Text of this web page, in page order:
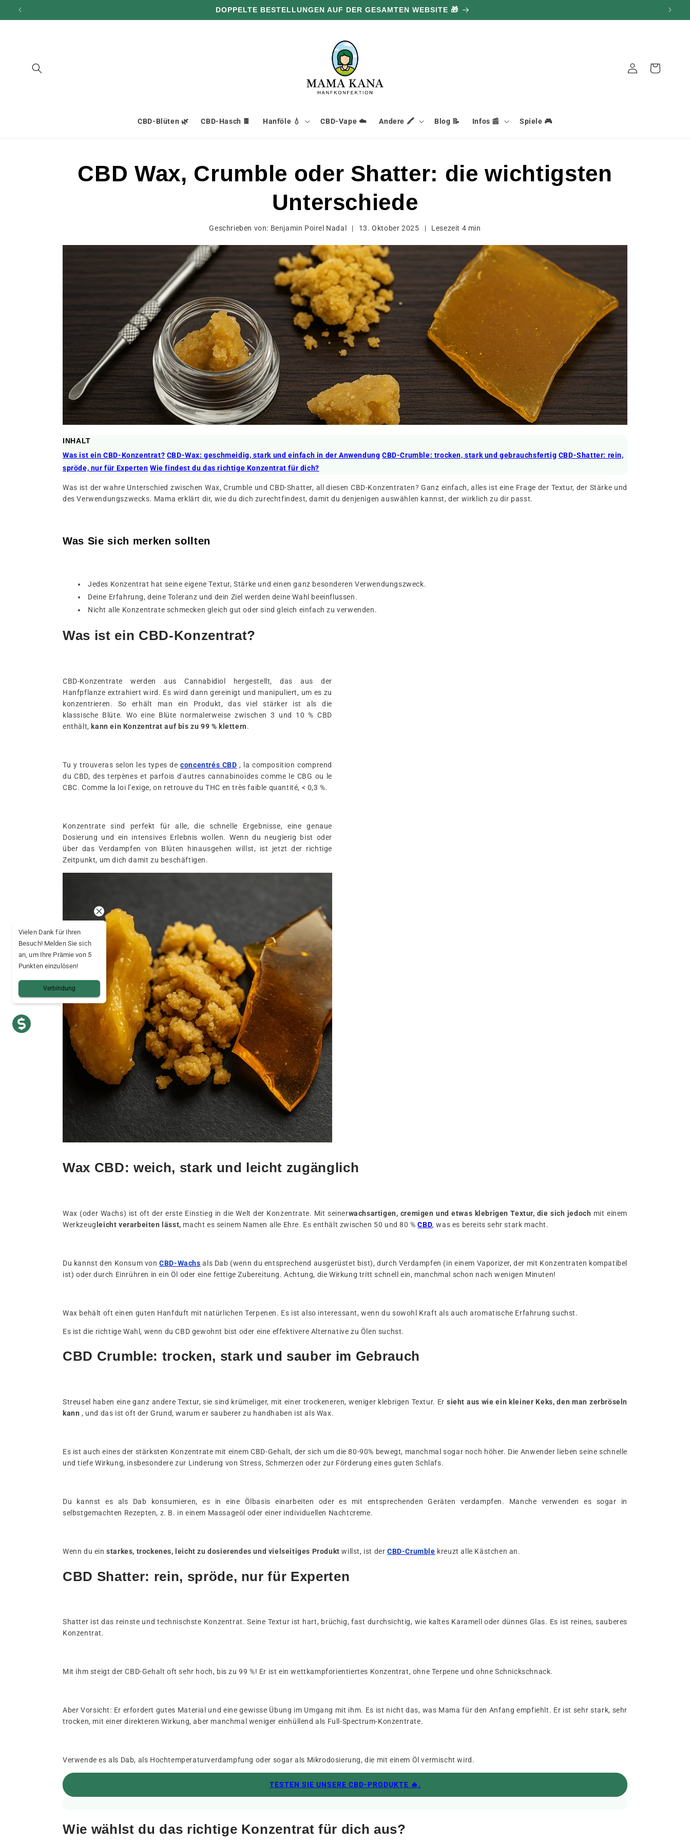
und zum
DOPPELTE BESTELLUNGEN AUF DER GESAMTEN WEBSITE 🎁
CBD-Blüten 🌿 CBD-Hasch 🍫 Hanföle 💧 CBD-Vape ☁️ Andere 🖍️ Blog 📝 Infos 📰 Spiele 🎮
VerbindungWarenkorb
CBD Wax, Crumble oder Shatter: die wichtigsten
Unterschiede
Geschrieben von: Benjamin Poirel Nadal | 13. Oktober 2025 | Lesezeit 4 min
INHALT
Was ist ein CBD-Konzentrat? CBD-Wax: geschmeidig, stark und einfach in der Anwendung CBD-Crumble: trocken, stark und gebrauchsfertig CBD-Shatter: rein,
spröde, nur für Experten Wie findest du das richtige Konzentrat für dich?
Was ist der wahre Unterschied zwischen Wax, Crumble und CBD-Shatter, all diesen CBD-Konzentraten? Ganz einfach, alles ist eine Frage der Textur, der Stärke und
des Verwendungszwecks. Mama erklärt dir, wie du dich zurechtfindest, damit du denjenigen auswählen kannst, der wirklich zu dir passt.
Was Sie sich merken sollten
Jedes Konzentrat hat seine eigene Textur, Stärke und einen ganz besonderen Verwendungszweck.
Deine Erfahrung, deine Toleranz und dein Ziel werden deine Wahl beeinflussen.
Nicht alle Konzentrate schmecken gleich gut oder sind gleich einfach zu verwenden.
Was ist ein CBD-Konzentrat?
CBD-Konzentrate werden aus Cannabidiol hergestellt, das aus der
Hanfpflanze extrahiert wird. Es wird dann gereinigt und manipuliert, um es zu
konzentrieren. So erhält man ein Produkt, das viel stärker ist als die
klassische Blüte. Wo eine Blüte normalerweise zwischen 3 und 10 % CBD
enthält, kann ein Konzentrat auf bis zu 99 % klettern.
Tu y trouveras selon les types deconcentrés CBD , la composition comprend
du CBD, des terpènes et parfois d'autres cannabinoïdes comme le CBG ou le
CBC. Comme la loi l’exige, on retrouve du THC en très faible quantité, < 0,3 %.
Konzentrate sind perfekt für alle, die schnelle Ergebnisse, eine genaue
Dosierung und ein intensives Erlebnis wollen. Wenn du neugierig bist oder
über das Verdampfen von Blüten hinausgehen willst, ist jetzt der richtige
Zeitpunkt, um dich damit zu beschäftigen.
Wax CBD: weich, stark und leicht zugänglich
Wax (oder Wachs) ist oft der erste Einstieg in die Welt der Konzentrate. Mit seinerwachsartigen, cremigen und etwas klebrigen Textur, die sich jedoch mit einem
Werkzeug leicht verarbeiten lässt, macht es seinem Namen alle Ehre. Es enthält zwischen 50 und 80 %CBD, was es bereits sehr stark macht.
Du kannst den Konsum vonCBD-Wachs als Dab (wenn du entsprechend ausgerüstet bist), durch Verdampfen (in einem Vaporizer, der mit Konzentraten kompatibel
ist) oder durch Einrühren in ein Öl oder eine fettige Zubereitung. Achtung, die Wirkung tritt schnell ein, manchmal schon nach wenigen Minuten!
Wax behält oft einen guten Hanfduft mit natürlichen Terpenen. Es ist also interessant, wenn du sowohl Kraft als auch aromatische Erfahrung suchst.
Es ist die richtige Wahl, wenn du CBD gewohnt bist oder eine effektivere Alternative zu Ölen suchst.
CBD Crumble: trocken, stark und sauber im Gebrauch
Streusel haben eine ganz andere Textur, sie sind krümeliger, mit einer trockeneren, weniger klebrigen Textur. Er sieht aus wie ein kleiner Keks, den man zerbröseln
kann , und das ist oft der Grund, warum er sauberer zu handhaben ist als Wax.
Es ist auch eines der stärksten Konzentrate mit einem CBD-Gehalt, der sich um die 80-90% bewegt, manchmal sogar noch höher. Die Anwender lieben seine schnelle
und tiefe Wirkung, insbesondere zur Linderung von Stress, Schmerzen oder zur Förderung eines guten Schlafs.
Du kannst es als Dab konsumieren, es in eine Ölbasis einarbeiten oder es mit entsprechenden Geräten verdampfen. Manche verwenden es sogar in
selbstgemachten Rezepten, z. B. in einem Massageöl oder einer individuellen Nachtcreme.
Wenn du ein starkes, trockenes, leicht zu dosierendes und vielseitiges Produktwillst, ist derCBD-Crumble kreuzt alle Kästchen an.
CBD Shatter: rein, spröde, nur für Experten
Shatter ist das reinste und technischste Konzentrat. Seine Textur ist hart, brüchig, fast durchsichtig, wie kaltes Karamell oder dünnes Glas. Es ist reines, sauberes
Konzentrat.
Mit ihm steigt der CBD-Gehalt oft sehr hoch, bis zu 99 %! Er ist ein wettkampforientiertes Konzentrat, ohne Terpene und ohne Schnickschnack.
Aber Vorsicht: Er erfordert gutes Material und eine gewisse Übung im Umgang mit ihm. Es ist nicht das, was Mama für den Anfang empfiehlt. Er ist sehr stark, sehr
trocken, mit einer direkteren Wirkung, aber manchmal weniger einhüllend als Full-Spectrum-Konzentrate.
Verwende es als Dab, als Hochtemperaturverdampfung oder sogar als Mikrodosierung, die mit einem Öl vermischt wird.
TESTEN SIE UNSERE CBD-PRODUKTE 🔥.
Wie wählst du das richtige Konzentrat für dich aus?
Vielen Dank für Ihren
Besuch! Melden Sie sich
an, um Ihre Prämie von 5
Punkten einzulösen!
Verbindung